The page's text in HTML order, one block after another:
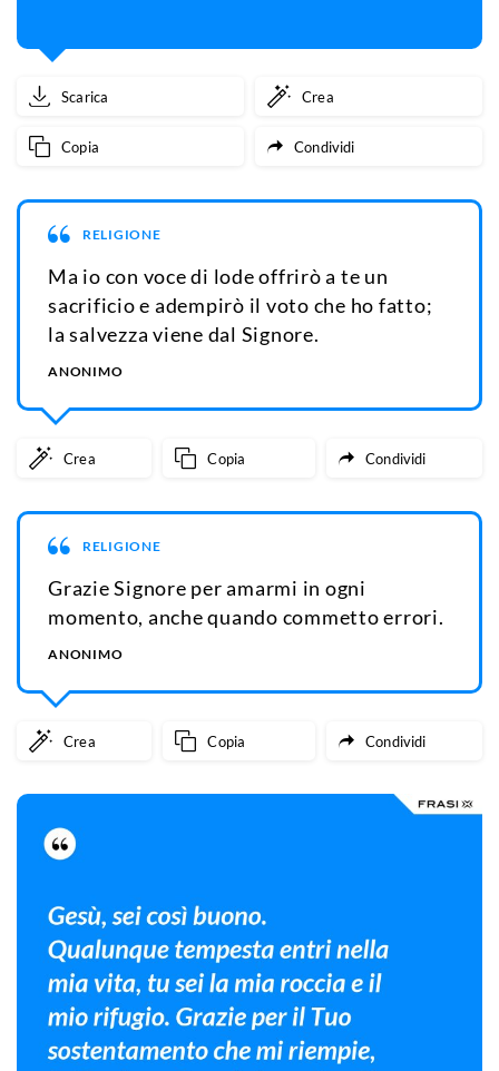
Scarica Crea
Copia Condividi
RELIGIONE
Ma io con voce di lode offrirò a te un
sacrificio e adempirò il voto che ho fatto;
la salvezza viene dal Signore.
ANONIMO
Crea Copia Condividi
RELIGIONE
Grazie Signore per amarmi in ogni
momento, anche quando commetto errori.
ANONIMO
Crea Copia Condividi